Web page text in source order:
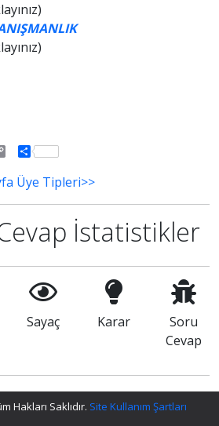
CopyShare
Üye Tipleri>>
İstatistikler
Sayaç Karar
Soru
Cevap
Hakları Saklıdır. Site Kullanım Şartları